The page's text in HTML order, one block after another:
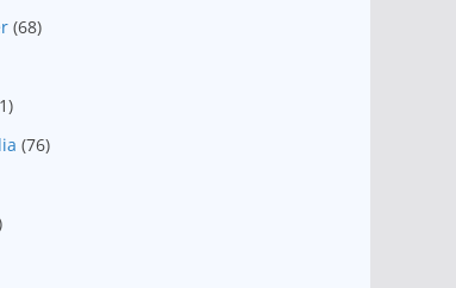
(68)
(76)